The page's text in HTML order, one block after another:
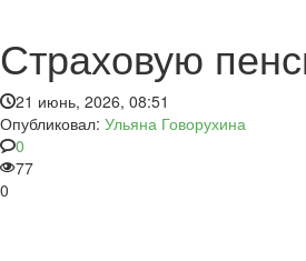
Страховую
21 июнь, 2026, 08:51
Опубликовал: Ульяна Говорухина
0
77
0